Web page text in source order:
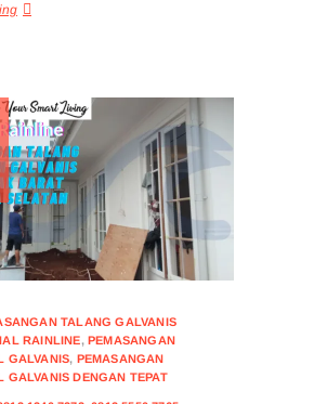
TALANG GALVANIS
RAINLINE,PEMASANGAN
GALVANIS, PEMASANGAN
GALVANIS DENGAN TEPAT